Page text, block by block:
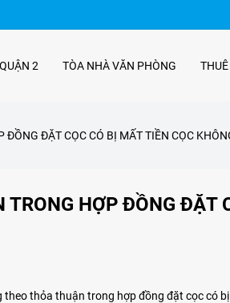
2 TÒA NHÀ VĂN PHÒNG
ĐẶT CỌC CÓ BỊ MẤT TIỀN CỌC
HỢP ĐỒNG ĐẶT
thỏa thuận trong hợp đồng đặt cọc có